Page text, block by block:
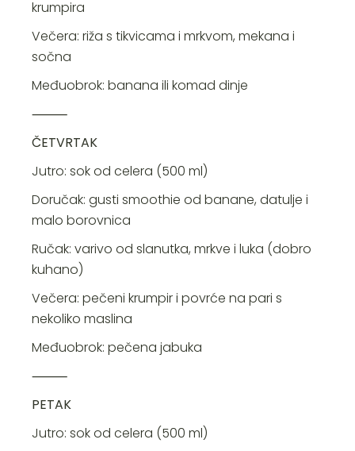
krumpira
Večera: riža s tikvicama i mrkvom, mekana i
sočna
Međuobrok: banana ili komad dinje
⸻
ČETVRTAK
Jutro: sok od celera (500 ml)
Doručak: gusti smoothie od banane, datulje i
malo borovnica
Ručak: varivo od slanutka, mrkve i luka (dobro
kuhano)
Večera: pečeni krumpir i povrće na pari s
nekoliko maslina
Međuobrok: pečena jabuka
⸻
PETAK
Jutro: sok od celera (500 ml)